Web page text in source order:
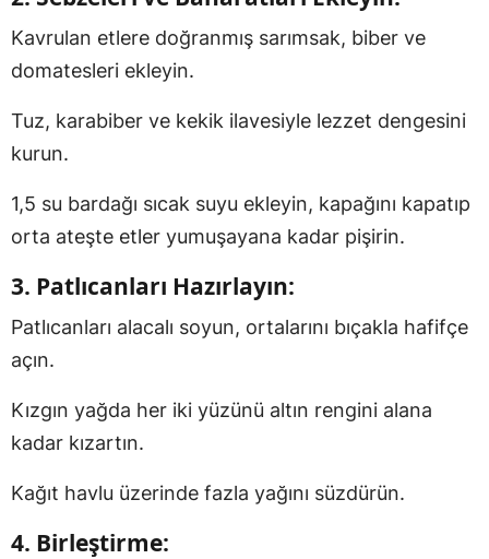
Kavrulan etlere doğranmış sarımsak, biber ve
domatesleri ekleyin.
Tuz, karabiber ve kekik ilavesiyle lezzet dengesini
kurun.
1,5 su bardağı sıcak suyu ekleyin, kapağını kapatıp
orta ateşte etler yumuşayana kadar pişirin.
3. Patlıcanları Hazırlayın:
Patlıcanları alacalı soyun, ortalarını bıçakla hafifçe
açın.
Kızgın yağda her iki yüzünü altın rengini alana
kadar kızartın.
Kağıt havlu üzerinde fazla yağını süzdürün.
4. Birleştirme: